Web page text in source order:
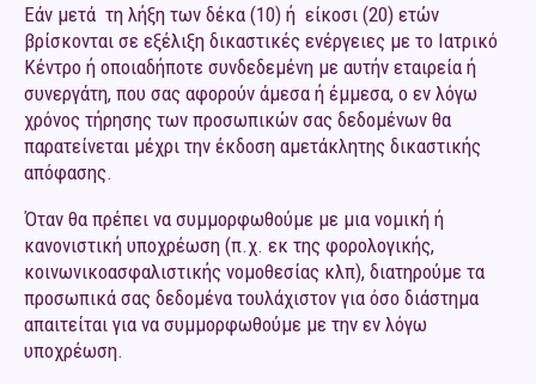
Εάν μετά τη λήξη των δέκα (10) ή είκοσι (20) ετών
βρίσκονται σε εξέλιξη δικαστικές ενέργειες με το Ιατρικό
Κέντρο ή οποιαδήποτε συνδεδεμένη με αυτήν εταιρεία ή
συνεργάτη, που σας αφορούν άμεσα ή έμμεσα, ο εν λόγω
χρόνος τήρησης των προσωπικών σας δεδομένων θα
παρατείνεται μέχρι την έκδοση αμετάκλητης δικαστικής
απόφασης.
Όταν θα πρέπει να συμμορφωθούμε με μια νομική ή
κανονιστική υποχρέωση (π.χ. εκ της φορολογικής,
κοινωνικοασφαλιστικής νομοθεσίας κλπ), διατηρούμε τα
προσωπικά σας δεδομένα τουλάχιστον για όσο διάστημα
απαιτείται για να συμμορφωθούμε με την εν λόγω
υποχρέωση.